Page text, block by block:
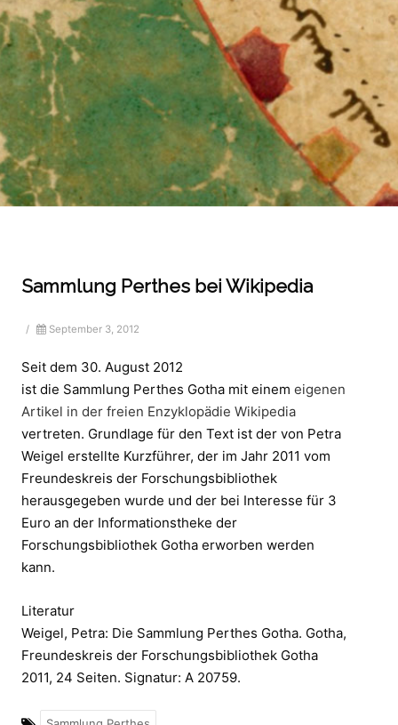
Sammlung Perthes bei Wikipedia
/ September 3, 2012
Seit dem 30. August 2012
ist die Sammlung Perthes Gotha mit einem eigenen
Artikel in der freien Enzyklopädie Wikipedia
vertreten. Grundlage für den Text ist der von Petra
Weigel erstellte Kurzführer, der im Jahr 2011 vom
Freundeskreis der Forschungsbibliothek
herausgegeben wurde und der bei Interesse für 3
Euro an der Informationstheke der
Forschungsbibliothek Gotha erworben werden
kann.
Literatur
Weigel, Petra: Die Sammlung Perthes Gotha. Gotha,
Freundeskreis der Forschungsbibliothek Gotha
2011, 24 Seiten. Signatur: A 20759.